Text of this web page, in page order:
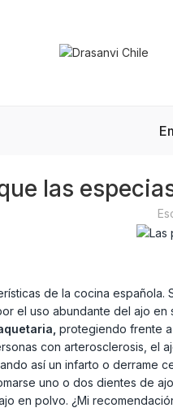
las
de la cocina
el uso abundante del ajo
protegiendo frente
con arterosclerosis, el
así un infarto o derrame
uno o dos dientes de
en polvo. ¿Mi